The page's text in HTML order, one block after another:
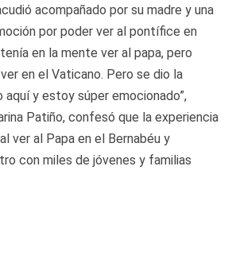
acompañado por su madre y una
por poder ver al pontífice en
en la mente ver al papa, pero
en el Vaticano. Pero se dio la
y estoy súper emocionado”,
Patiño, confesó que la experiencia
ver al Papa en el Bernabéu y
con miles de jóvenes y familias